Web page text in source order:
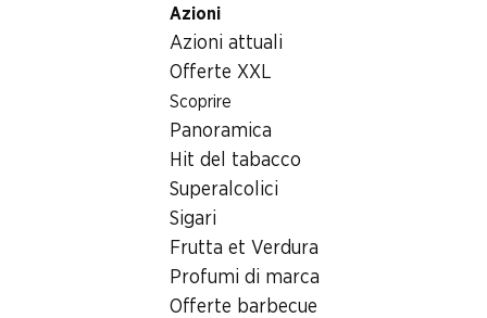
Azioni
Azioni attuali
Offerte XXL
Scoprire
Panoramica
Hit del tabacco
Superalcolici
Sigari
Frutta et Verdura
Profumi di marca
Offerte barbecue
Articoli non alimentari
Bundle Selection by Cusano Churchill Cello